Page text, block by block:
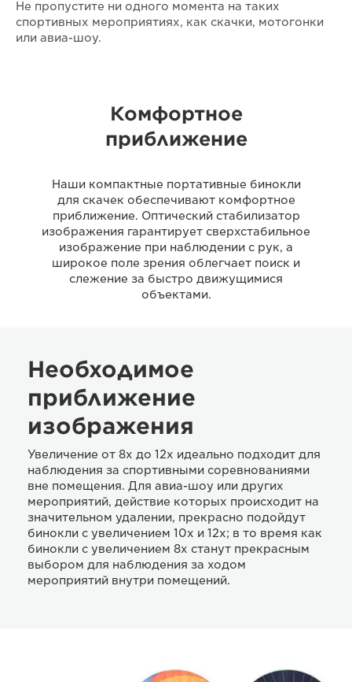
Не пропустите ни одного момента на таких
спортивных мероприятиях, как скачки, мотогонки
или авиа-шоу.
Комфортное
приближение
Наши компактные портативные бинокли
для скачек обеспечивают комфортное
приближение. Оптический стабилизатор
изображения гарантирует сверхстабильное
изображение при наблюдении с рук, а
широкое поле зрения облегчает поиск и
слежение за быстро движущимися
объектами.
Необходимое
приближение
изображения
Увеличение от 8x до 12x идеально подходит для
наблюдения за спортивными соревнованиями
вне помещения. Для авиа-шоу или других
мероприятий, действие которых происходит на
значительном удалении, прекрасно подойдут
бинокли с увеличением 10x и 12x; в то время как
бинокли с увеличением 8x станут прекрасным
выбором для наблюдения за ходом
мероприятий внутри помещений.